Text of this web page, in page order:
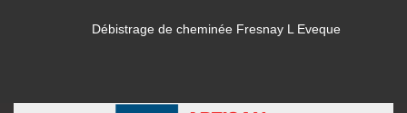
Débistrage de cheminée Fresnay L Eveque